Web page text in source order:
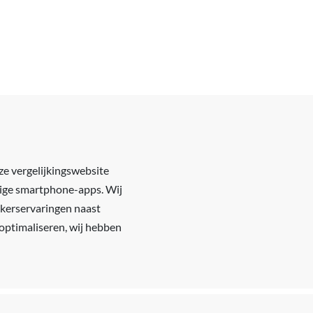
vergelijkingswebsite
smartphone-apps. Wij
naast
wij hebben